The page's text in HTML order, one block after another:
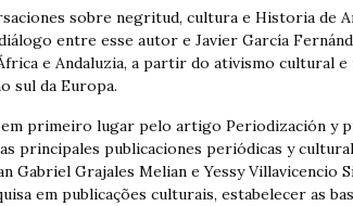
sobre negritud, cultura e Historia de
entre esse autor e Javier García
e Andaluzia, a partir do ativismo cultural e
sul da Europa.
primeiro lugar pelo artigo Periodización y
principales publicaciones periódicas y
Gabriel Grajales Melian e Yessy Villavicencio
em publicações culturais, estabelecer as